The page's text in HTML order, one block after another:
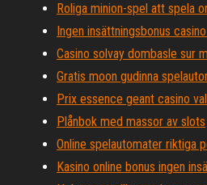
Roliga minion-spel att spela
Ingen insättningsbonus
Casino solvay dombasle sur
Gratis moon gudinna
Prix essence geant casino
Plånbok med massor av slots
Online spelautomater riktiga
Kasino online bonus ingen